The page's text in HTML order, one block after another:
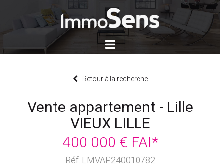
Retour à la recherche
Vente appartement - Lille
VIEUX LILLE
400 000 € FAI*
Réf. LMVAP240010782